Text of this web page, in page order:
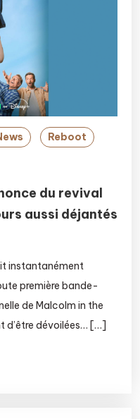
Reboot
du revival
aussi déjantés
instantanément
première bande-
de Malcolm in the
d’être dévoilées… […]